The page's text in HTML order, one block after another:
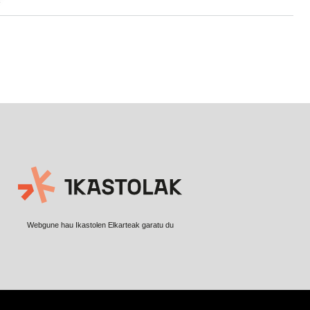
Webgune hau Ikastolen Elkarteak garatu du